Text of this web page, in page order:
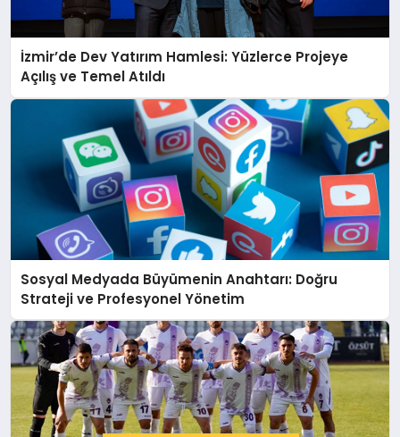
İzmir’de Dev Yatırım Hamlesi: Yüzlerce Projeye
Açılış ve Temel Atıldı
Sosyal Medyada Büyümenin Anahtarı: Doğru
Strateji ve Profesyonel Yönetim